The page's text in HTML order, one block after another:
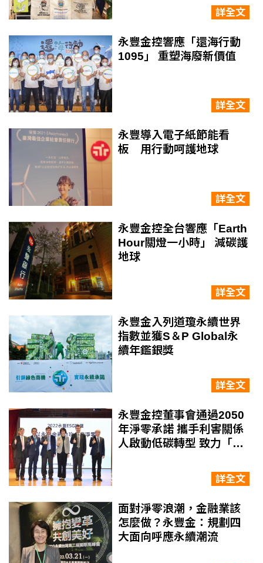
詳全文
永豐金控響應「還海行動
1095」 重塑海廢新價值
詳全文
永豐導入電子紙節能看
板 用行動呵護地球
詳全文
永豐金控全台響應「Earth
Hour關燈一小時」 減碳護
地球
詳全文
永豐金入列道瓊永續世界
指數並獲S＆P Global永
續年鑑銀獎
詳全文
永豐金控董事會通過2050
年淨零承諾 攜手利害關係
人啟動低碳轉型 致力「以
詳全文
面對淨零浪潮，金融業該
怎麼做？永豐金：規劃四
大面向呼應永續潮流